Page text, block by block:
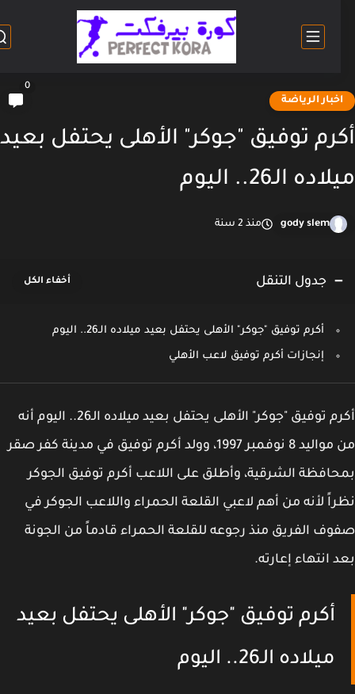
الرياضة
توفيق "جوكر" الأهلى يحتفل بعيد
الـ26.. اليوم
gody slem منذ 2 سنة
جدول التنقل
أكرم توفيق "جوكر" الأهلى يحتفل بعيد ميلاده الـ26.. اليوم
إنجازات أكرم توفيق لاعب الأهلي
أكرم توفيق "جوكر" الأهلى يحتفل بعيد ميلاده الـ26.. اليوم أنه
من مواليد 8 نوفمبر 1997، وولد أكرم توفيق في مدينة كفر صقر
الشرقية، وأطلق على اللاعب أكرم توفيق الجوكر
لأنه من أهم لاعبي القلعة الحمراء واللاعب الجوكر في
الفريق منذ رجوعه للقلعة الحمراء قادماً من الجونة
انتهاء إعارته.
أكرم توفيق "جوكر" الأهلى يحتفل بعيد
ميلاده الـ26.. اليوم